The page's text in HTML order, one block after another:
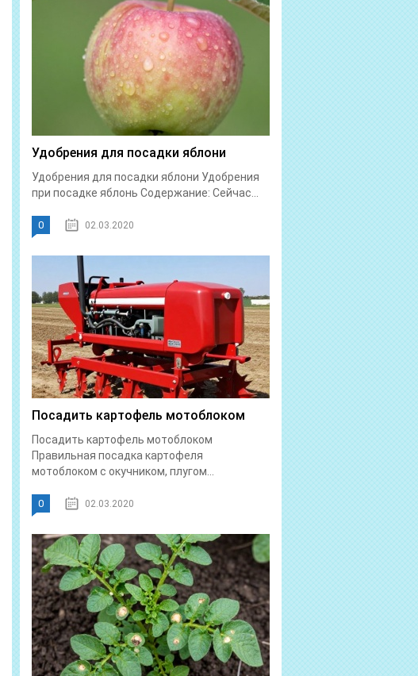
Удобрения для посадки яблони
Удобрения для посадки яблони Удобрения
при посадке яблонь Содержание: Сейчас...
0 02.03.2020
Посадить картофель мотоблоком
Посадить картофель мотоблоком
Правильная посадка картофеля
мотоблоком с окучником, плугом...
0 02.03.2020